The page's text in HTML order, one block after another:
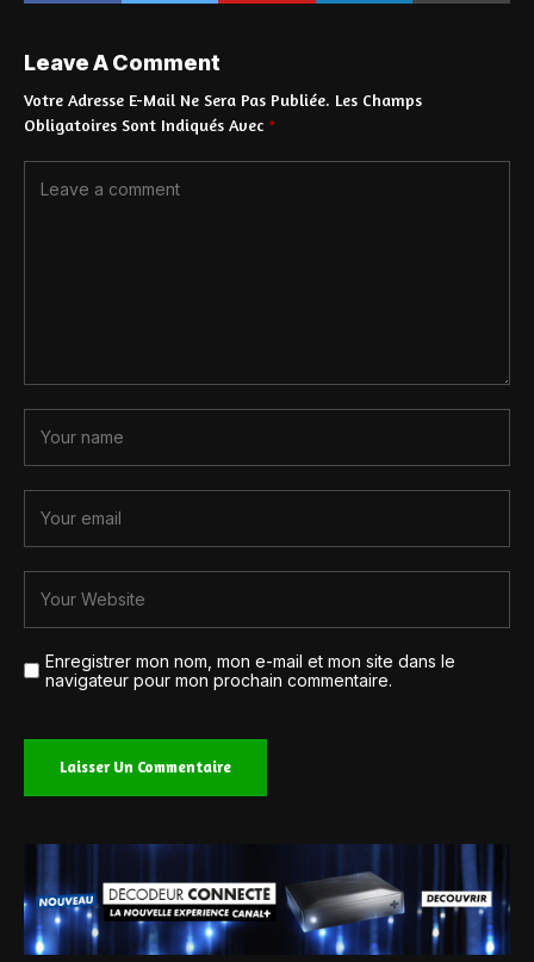
Leave A Comment
Votre Adresse E-Mail Ne Sera Pas Publiée. Les Champs
Obligatoires Sont Indiqués Avec *
Enregistrer mon nom, mon e-mail et mon site dans le
navigateur pour mon prochain commentaire.